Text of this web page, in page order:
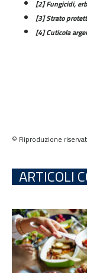
[2] Fungicidi,
[3] Strato
[4] Cuticola
© Riproduzione
ARTICOLI